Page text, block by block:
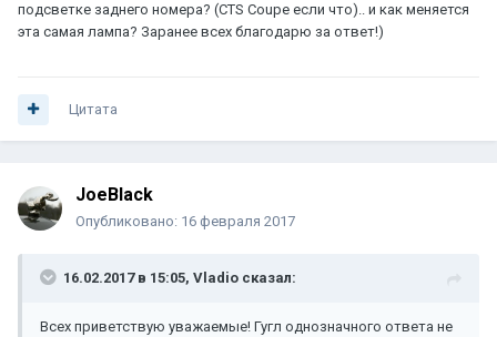
подсветке заднего номера? (CTS Coupe если что).. и как меняется
эта самая лампа? Заранее всех благодарю за ответ!)
Цитата
JoeBlack
Опубликовано: 16 февраля 2017
16.02.2017 в 15:05, Vladio сказал:
Всех приветствую уважаемые! Гугл однозначного ответа не